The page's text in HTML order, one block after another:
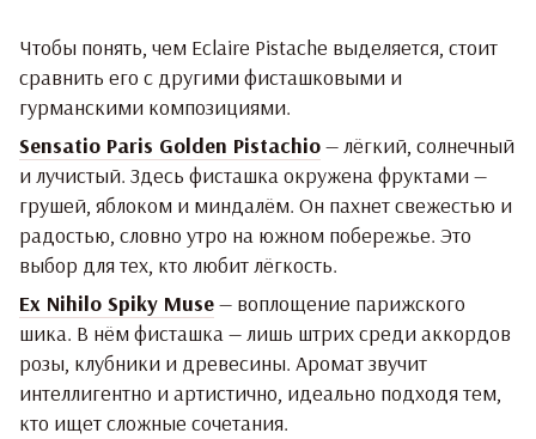
Чтобы понять, чем Eclaire Pistache выделяется, стоит
сравнить его с другими фисташковыми и
гурманскими композициями.
Sensatio Paris Golden Pistachio— лёгкий, солнечный
и лучистый. Здесь фисташка окружена фруктами —
грушей, яблоком и миндалём. Он пахнет свежестью и
радостью, словно утро на южном побережье. Это
выбор для тех, кто любит лёгкость.
Ex Nihilo Spiky Muse— воплощение парижского
шика. В нём фисташка — лишь штрих среди аккордов
розы, клубники и древесины. Аромат звучит
интеллигентно и артистично, идеально подходя тем,
кто ищет сложные сочетания.